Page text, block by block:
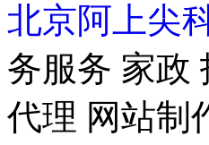
北京阿上尖
务服务 家政
代理 网站制